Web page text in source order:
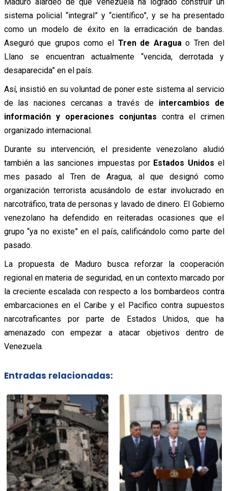
sistema policial “integral” y “científico”, y se ha presentado
como un modelo de éxito en la erradicación de bandas.
Aseguró que grupos como el Tren de Aragua o Tren del
Llano se encuentran actualmente “vencida, derrotada y
desaparecida” en el país.
Así, insistió en su voluntad de poner este sistema al servicio
de las naciones cercanas a través de intercambios de
información y operaciones conjuntas contra el crimen
organizado internacional.
Durante su intervención, el presidente venezolano aludió
también a las sanciones impuestas por Estados Unidos el
mes pasado al Tren de Aragua, al que designó como
organización terrorista acusándolo de estar involucrado en
narcotráfico, trata de personas y lavado de dinero. El Gobierno
venezolano ha defendido en reiteradas ocasiones que el
grupo “ya no existe” en el país, calificándolo como parte del
pasado.
La propuesta de Maduro busca reforzar la cooperación
regional en materia de seguridad, en un contexto marcado por
la creciente escalada con respecto a los bombardeos contra
embarcaciones en el Caribe y el Pacífico contra supuestos
narcotraficantes por parte de Estados Unidos, que ha
amenazado con empezar a atacar objetivos dentro de
Venezuela.
Entradas relacionadas: